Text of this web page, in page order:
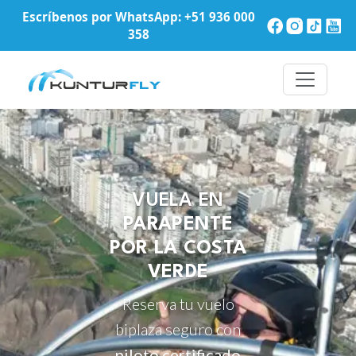
Escríbenos por WhatsApp:+51 936 000
358
Imagen promocional de KunturFly sobre la Costa Verde en
VUELA EN
PARAPENTE
POR LA COSTA
VERDE
Reserva tu vuelo
biplaza seguro con